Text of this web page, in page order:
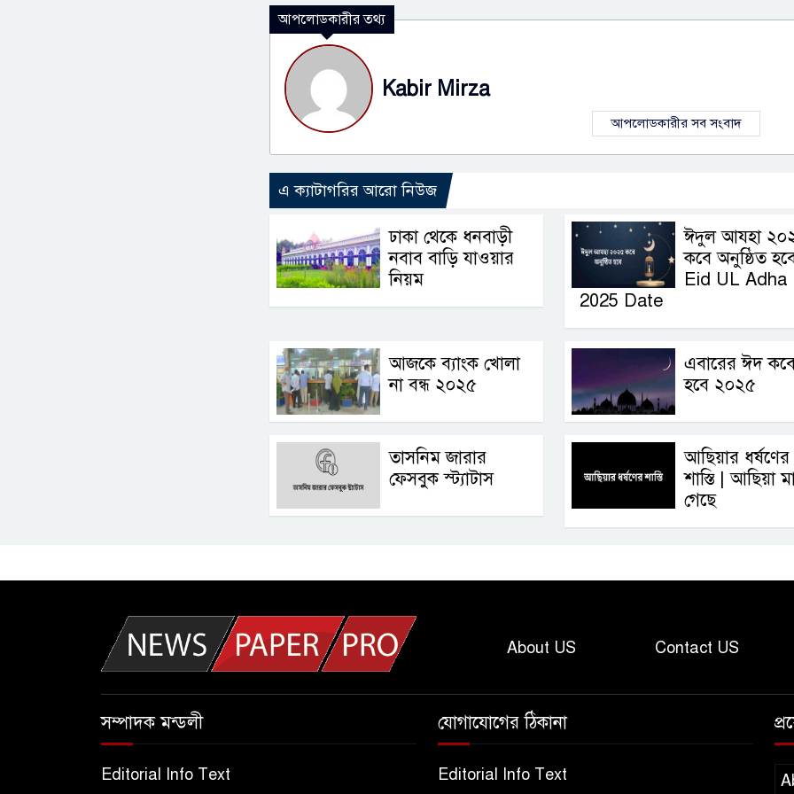
আপলোডকারীর তথ্য
Kabir Mirza
আপলোডকারীর সব সংবাদ
এ ক্যাটাগরির আরো নিউজ
ঢাকা থেকে ধনবাড়ী
নবাব বাড়ি যাওয়ার
নিয়ম
ঈদুল আযহা
কবে অনুষ্ঠিত
Eid UL Adha
2025 Date
আজকে ব্যাংক খোলা
না বন্ধ ২০২৫
এবারের ঈদ
হবে ২০২৫
তাসনিম জারার
ফেসবুক স্ট্যাটাস
আছিয়ার ধর্ষণের
শাস্তি | আছিয়া
গেছে
About US Contact US
সম্পাদক মন্ডলী
Editorial Info Text
যোগাযোগের ঠিকানা
Editorial Info Text